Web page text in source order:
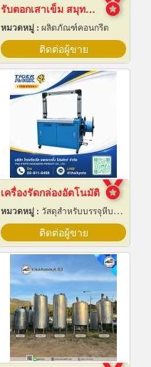
รับตอกเสาเข็ม สมุทรปราการ ราคาถูก
หมวดหมู่ : ผลิตภัณฑ์คอนกรีต
ติดต่อผู้ขาย
เครื่องรัดกล่องอัตโนมัติ
หมวดหมู่ : วัสดุสำหรับบรรจุหีบห่อเครื่องจักรกล
ติดต่อผู้ขาย